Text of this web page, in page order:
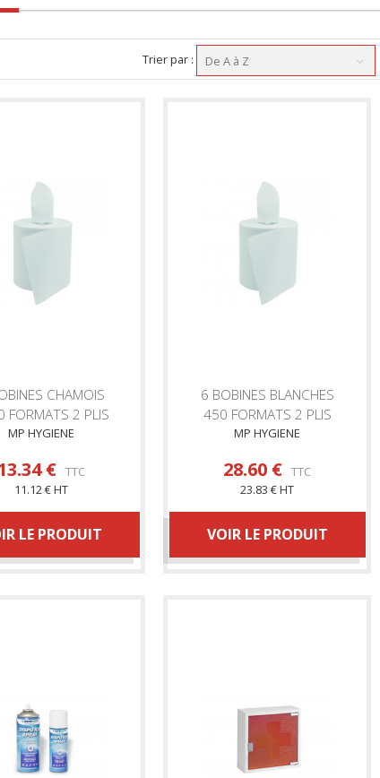
Trier par : De A à Z
CHAMOIS
FORMATS 2 PLIS
MP HYGIENE
€ TTC
11.12 € HT
LE PRODUIT
6 BOBINES BLANCHES
450 FORMATS 2 PLIS
MP HYGIENE
28.60 € TTC
23.83 € HT
VOIR LE PRODUIT